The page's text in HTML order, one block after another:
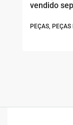
vendido
PEÇAS, PEÇAS